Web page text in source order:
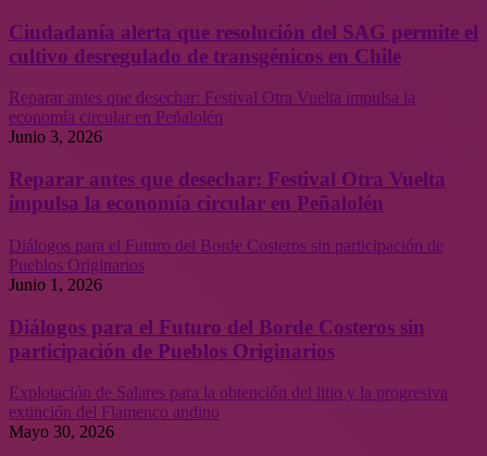
Ciudadanía alerta que resolución del SAG permite el
cultivo desregulado de transgénicos en Chile
Reparar antes que desechar: Festival Otra Vuelta impulsa la
economía circular en Peñalolén
Junio 3, 2026
Reparar antes que desechar: Festival Otra Vuelta
impulsa la economía circular en Peñalolén
Diálogos para el Futuro del Borde Costeros sin participación de
Pueblos Originarios
Junio 1, 2026
Diálogos para el Futuro del Borde Costeros sin
participación de Pueblos Originarios
Explotación de Salares para la obtención del litio y la progresiva
extinción del Flamenco andino
Mayo 30, 2026